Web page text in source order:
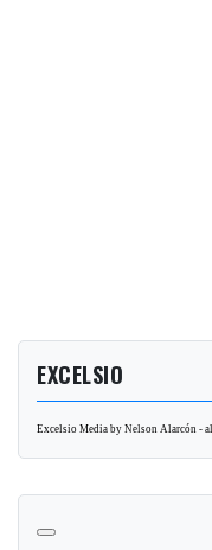
EXCELSIO
Excelsio Media by Nelson Alarcón -